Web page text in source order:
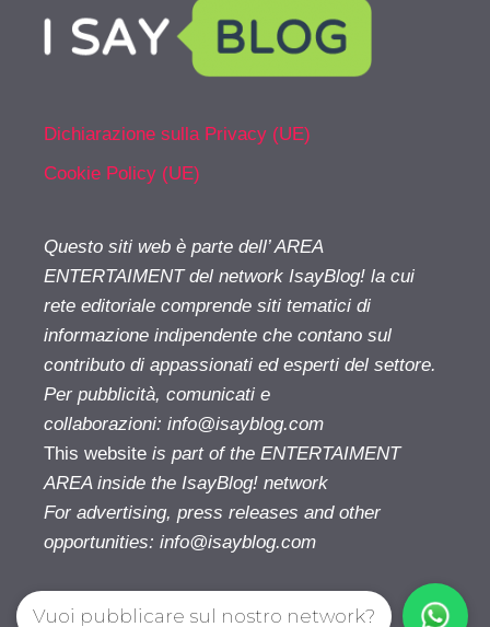
Dichiarazione sulla Privacy (UE)
Cookie Policy (UE)
Questo siti web è parte dell’ AREA
ENTERTAIMENT del network IsayBlog! la cui
rete editoriale comprende siti tematici di
informazione indipendente che contano sul
contributo di appassionati ed esperti del settore.
Per pubblicità, comunicati e
collaborazioni: info@isayblog.com
This website is part of the ENTERTAIMENT
AREA inside the IsayBlog! network
For advertising, press releases and other
opportunities: info@isayblog.com
Vuoi pubblicare sul nostro network?